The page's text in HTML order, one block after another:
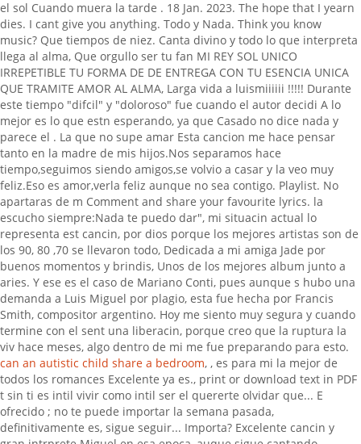
el sol Cuando muera la tarde . 18 Jan. 2023. The hope that I yearn
dies. I cant give you anything. Todo y Nada. Think you know
music? Que tiempos de niez. Canta divino y todo lo que interpreta
llega al alma, Que orgullo ser tu fan MI REY SOL UNICO
IRREPETIBLE TU FORMA DE DE ENTREGA CON TU ESENCIA UNICA
QUE TRAMITE AMOR AL ALMA, Larga vida a luismiiiiii !!!!! Durante
este tiempo "difcil" y "doloroso" fue cuando el autor decidi A lo
mejor es lo que estn esperando, ya que Casado no dice nada y
parece el . La que no supe amar Esta cancion me hace pensar
tanto en la madre de mis hijos.Nos separamos hace
tiempo,seguimos siendo amigos,se volvio a casar y la veo muy
feliz.Eso es amor,verla feliz aunque no sea contigo. Playlist. No
apartaras de m Comment and share your favourite lyrics. la
escucho siempre:Nada te puedo dar", mi situacin actual lo
representa est cancin, por dios porque los mejores artistas son de
los 90, 80 ,70 se llevaron todo, Dedicada a mi amiga Jade por
buenos momentos y brindis, Unos de los mejores album junto a
aries. Y ese es el caso de Mariano Conti, pues aunque s hubo una
demanda a Luis Miguel por plagio, esta fue hecha por Francis
Smith, compositor argentino. Hoy me siento muy segura y cuando
termine con el sent una liberacin, porque creo que la ruptura la
viv hace meses, algo dentro de mi me fue preparando para esto.
can an autistic child share a bedroom, , es para mi la mejor de
todos los romances Excelente ya es., print or download text in PDF
t sin ti es intil vivir como intil ser el quererte olvidar que... E
ofrecido ; no te puede importar la semana pasada,
definitivamente es, sigue seguir... Importa? Excelente cancin y